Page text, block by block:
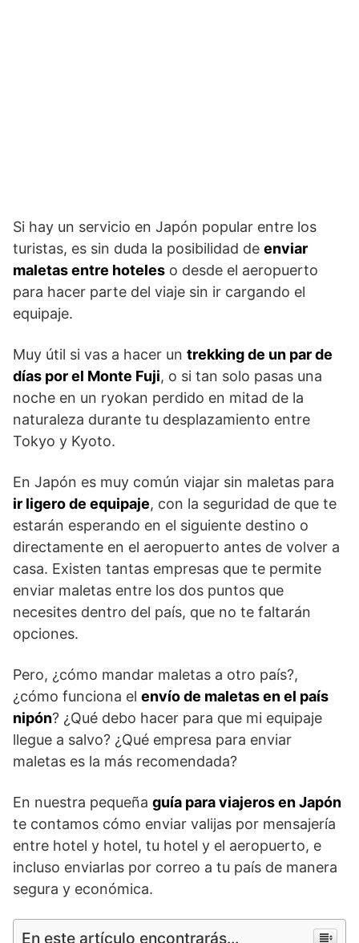
Si hay un servicio en Japón popular entre los
turistas, es sin duda la posibilidad de enviar
maletas entre hoteles o desde el aeropuerto
para hacer parte del viaje sin ir cargando el
equipaje.
Muy útil si vas a hacer un trekking de un par de
días por el Monte Fuji, o si tan solo pasas una
noche en un ryokan perdido en mitad de la
naturaleza durante tu desplazamiento entre
Tokyo y Kyoto.
En Japón es muy común viajar sin maletas para
ir ligero de equipaje, con la seguridad de que te
estarán esperando en el siguiente destino o
directamente en el aeropuerto antes de volver a
casa. Existen tantas empresas que te permite
enviar maletas entre los dos puntos que
necesites dentro del país, que no te faltarán
opciones.
Pero, ¿cómo mandar maletas a otro país?,
¿cómo funciona el envío de maletas en el país
nipón? ¿Qué debo hacer para que mi equipaje
llegue a salvo? ¿Qué empresa para enviar
maletas es la más recomendada?
En nuestra pequeña guía para viajeros en Japón
te contamos cómo enviar valijas por mensajería
entre hotel y hotel, tu hotel y el aeropuerto, e
incluso enviarlas por correo a tu país de manera
segura y económica.
En este artículo encontrarás...